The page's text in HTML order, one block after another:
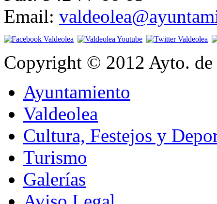
Email:
Copyright © 2012 Ayto.
Ayuntamiento
Valdeolea
Cultura, Festejos y
Turismo
Galerías